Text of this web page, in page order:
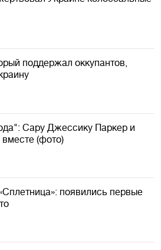
поддержал оккупантов,
Сару Джессику Паркер и
(фото)
появились первые